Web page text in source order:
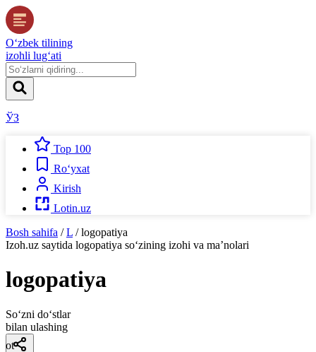
O‘zbek tilining
izohli lug‘ati
ЎЗ
Top 100
Ro‘yxat
Kirish
Lotin.uz
Bosh sahifa / L / logopatiya
Izoh.uz saytida logopatiya so‘zining izohi va ma’nolari
logopatiya
So‘zni do‘stlar
bilan ulashing
ot